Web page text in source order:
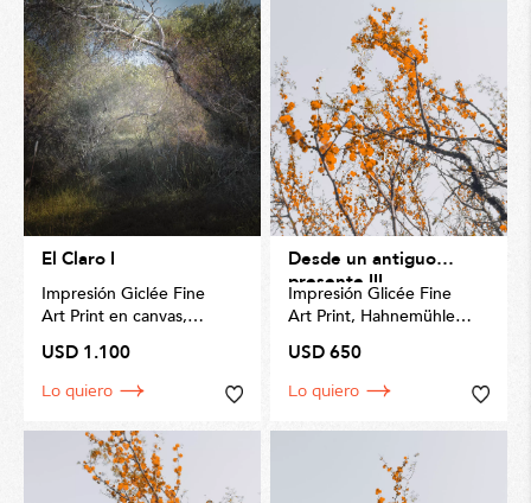
El Claro I
Impresión Giclée Fine
Art Print en canvas,
Prints
Tamaño 72 x 110cm
USD 1.100
Lo quiero
Desde un antiguo
presente III
Impresión Glicée Fine
Art Print, Hahnemühle
Tamaño 50 x 70cm
USD 650
Lo quiero